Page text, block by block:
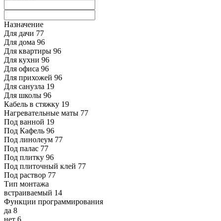
Назначение
Для дачи 77
Для дома 96
Для квартиры 96
Для кухни 96
Для офиса 96
Для прихожей 96
Для санузла 19
Для школы 96
Кабель в стяжку 19
Нагревательные маты 77
Под ванной 19
Под Кафель 96
Под линолеум 77
Под палас 77
Под плитку 96
Под плиточный клей 77
Под раствор 77
Тип монтажа
встраиваемый 14
Функции программирования
да 8